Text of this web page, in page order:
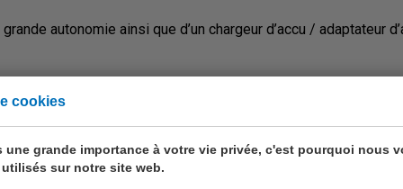
cookies
une grande importance à votre vie privée, c'est pourquoi nous
sur notre site web.
autonomie ainsi que d’un chargeur d’accu / adaptateur
générer et envoyer un rapport de mesure numérique
pour les smartphones et les tablettes avec les systèmes
peuvent être lues en direct sur le smartphone ou la
les valeurs mesurées sur une période. Les valeurs
et incluses dans un rapport de mesure.